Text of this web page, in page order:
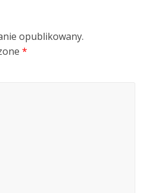
opublikowany.
*